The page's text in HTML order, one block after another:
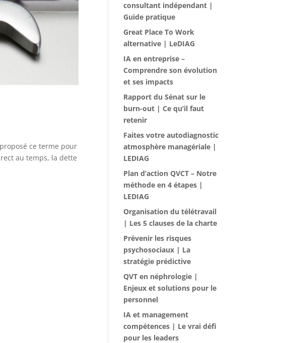
ce terme pour
au temps, la dette
consultant indépendant |
Guide pratique
Great Place To Work
alternative | LeDIAG
IA en entreprise –
Comprendre son évolution
et ses impacts
Rapport du Sénat sur le
burn-out | Ce qu’il faut
retenir
Faites votre autodiagnostic
atmosphère managériale |
LEDIAG
Plan d’action QVCT – Notre
méthode en 4 étapes |
LEDIAG
Organisation du télétravail
| Les 5 clauses de la charte
Prévenir les risques
psychosociaux | La
stratégie prédictive
QVT en néphrologie |
Enjeux et solutions pour le
personnel
IA et management
compétences | Le vrai défi
pour les leaders